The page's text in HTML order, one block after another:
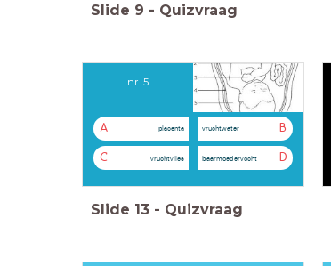
Slide 9 - Quizvraag
nr. 5
A placenta B
vruchtwater
C vruchtvlies D
baarmoedervocht
Slide 13 - Quizvraag